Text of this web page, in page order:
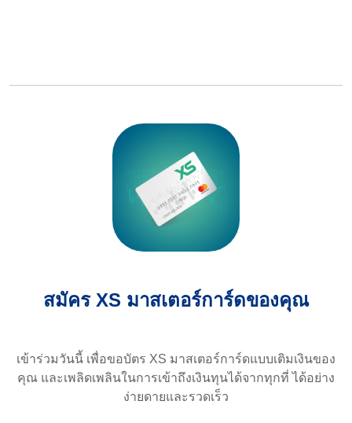
สมัคร XS มาสเตอร์การ์ดของคุณ
เข้าร่วมวันนี้ เพื่อขอบัตร XS มาสเตอร์การ์ดแบบเติมเงินของ
คุณ และเพลิดเพลินในการเข้าถึงเงินทุนได้จากทุกที่ ได้อย่าง
ง่ายดายและรวดเร็ว